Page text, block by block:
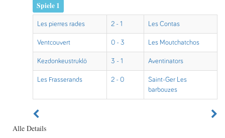
Spiele 1
Les pierres rades 2 - 1 Les Contas
Ventcouvert 0 - 3 Les Moutchatchos
Kezdonkeustruklö 3 - 1 Aventinators
Les Frasserands 2 - 0
Saint-Ger Les
barbouzes
Alle Details